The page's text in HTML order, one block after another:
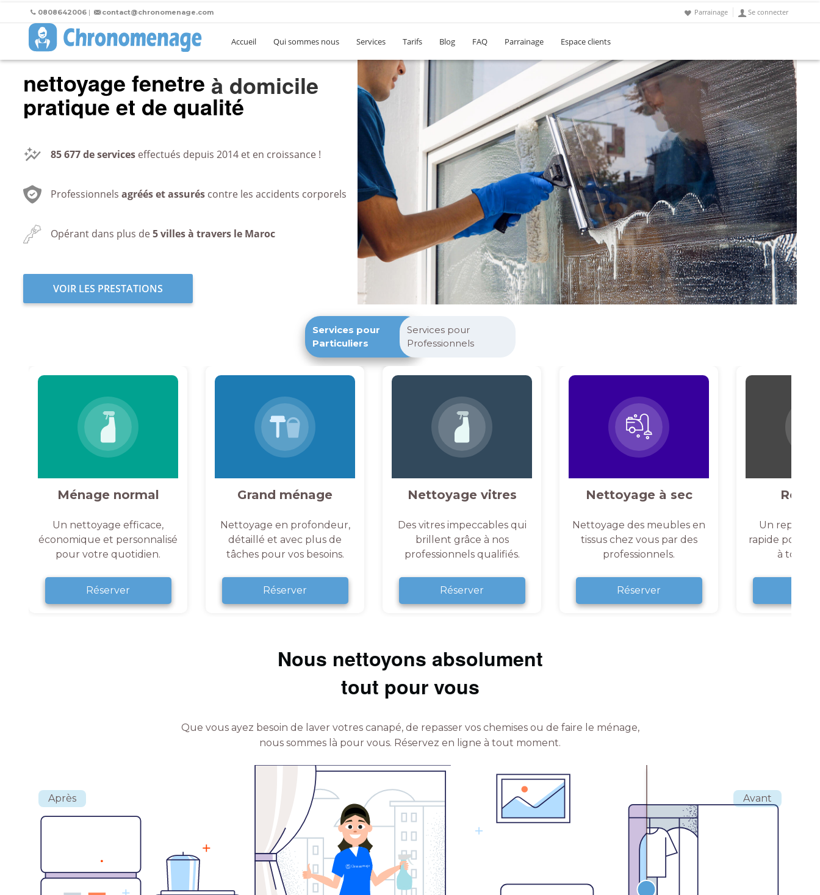
0808642006 | contact@chronomenage.com Parrainage Se connecter
Accueil Qui sommes nous Services Tarifs Blog FAQ Parrainage Espace clients
nettoyage fenetre au bureau
pratique et de qualité
85 677de services effectués depuis 2014 et en croissance !
Professionnels agréés et assurés contre les accidents corporels
Opérant dans plus de5 villes à travers le Maroc
VOIR LES PRESTATIONS
Services pour
Particuliers
Services pour
Professionnels
Ménage normal
Un nettoyage efficace,
économique et personnalisé
pour votre quotidien.
Réserver
Grand ménage
Nettoyage en profondeur,
détaillé et avec plus de
tâches pour vos besoins.
Réserver
Nettoyage vitres
Des vitres impeccables qui
brillent grâce à nos
professionnels qualifiés.
Réserver
Nettoyage à sec
Nettoyage des meubles en
tissus chez vous par des
professionnels.
Réserver
Un
rapide pour
à tout
Nous nettoyons absolument
tout pour vous
Que vous ayez besoin de laver votres canapé, de repasser vos chemises ou de faire le ménage,
nous sommes là pour vous. Réservez en ligne à tout moment.